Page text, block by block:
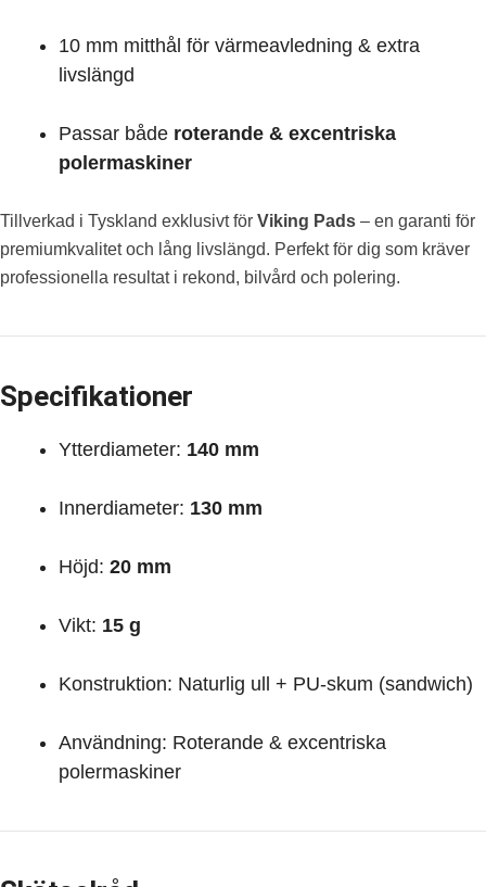
10 mm mitthål för värmeavledning & extra
livslängd
Passar både roterande & excentriska
polermaskiner
Tillverkad i Tyskland exklusivt för Viking Pads – en garanti för
premiumkvalitet och lång livslängd. Perfekt för dig som kräver
professionella resultat i rekond, bilvård och polering.
Specifikationer
Ytterdiameter: 140 mm
Innerdiameter: 130 mm
Höjd: 20 mm
Vikt: 15 g
Konstruktion: Naturlig ull + PU-skum (sandwich)
Användning: Roterande & excentriska
polermaskiner